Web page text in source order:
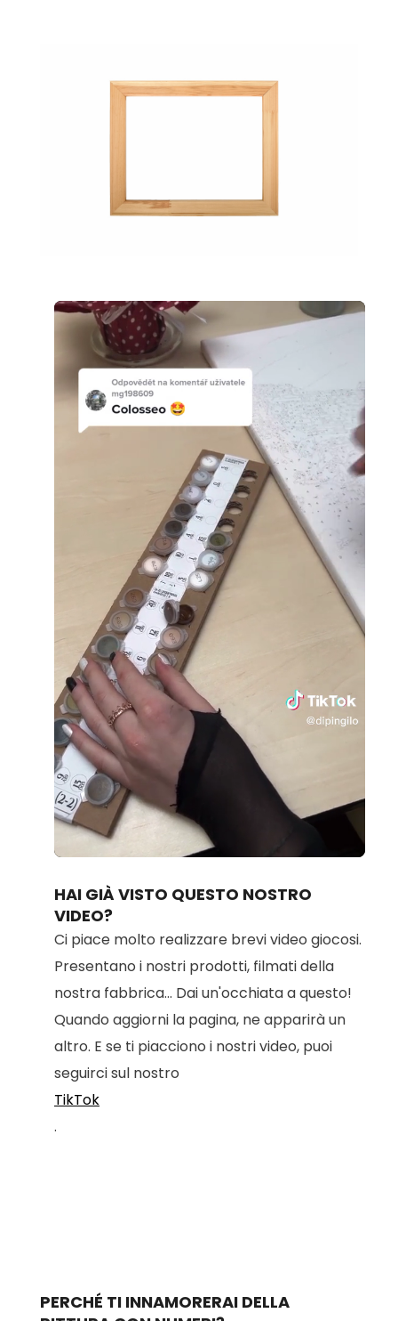
Loaded
100.00%
HAI GIÀ VISTO QUESTO NOSTRO
VIDEO?
Ci piace molto realizzare brevi video giocosi.
Presentano i nostri prodotti, filmati della
nostra fabbrica... Dai un'occhiata a questo!
Quando aggiorni la pagina, ne apparirà un
altro. E se ti piacciono i nostri video, puoi
seguirci sul nostro
TikTok
.
PERCHÉ TI INNAMORERAI DELLA